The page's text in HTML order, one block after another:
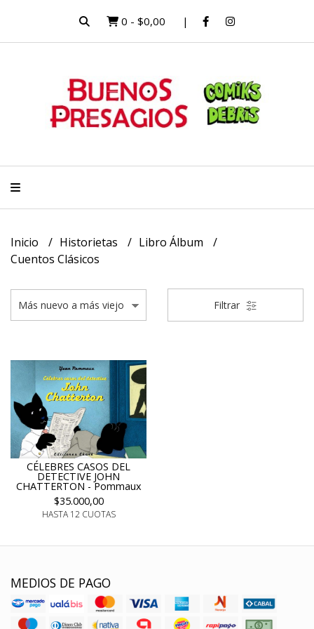
0 - $0,00
Inicio Historietas
Libro Álbum
Cuentos Clásicos
Filtrar
CÉLEBRES CASOS DEL
DETECTIVE JOHN
CHATTERTON - Pommaux
$35.000,00
HASTA 12 CUOTAS
MEDIOS DE PAGO